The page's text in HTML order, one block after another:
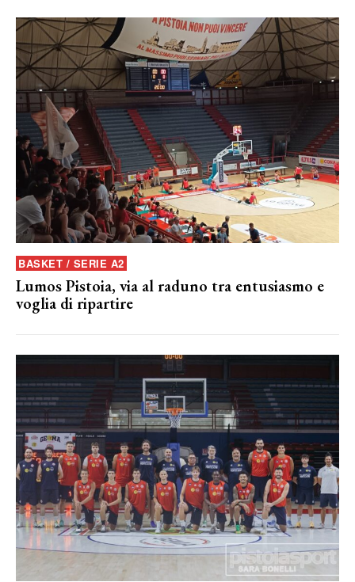
BASKET / SERIE A2
Lumos Pistoia, via al raduno tra entusiasmo e
voglia di ripartire